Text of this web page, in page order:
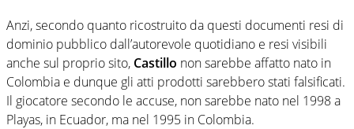
Anzi, secondo quanto ricostruito da questi documenti resi di
dominio pubblico dall’autorevole quotidiano e resi visibili
anche sul proprio sito, Castillo non sarebbe affatto nato in
Colombia e dunque gli atti prodotti sarebbero stati falsificati.
Il giocatore secondo le accuse, non sarebbe nato nel 1998 a
Playas, in Ecuador, ma nel 1995 in Colombia.